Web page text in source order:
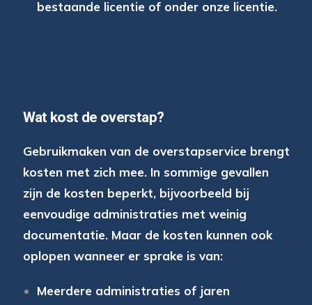
bestaande licentie of onder onze licentie.
Wat kost de overstap?
Gebruikmaken van de overstapservice brengt
kosten met zich mee. In sommige gevallen
zijn de kosten beperkt, bijvoorbeeld bij
eenvoudige administraties met weinig
documentatie. Maar de kosten kunnen ook
oplopen wanneer er sprake is van:
Meerdere administraties of jaren